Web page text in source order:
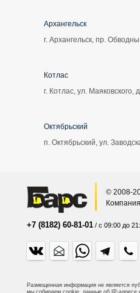
Архангельск
г. Архангельск, пр.
Котлас
г. Котлас, ул. Маяковского,
Октябрьский
п. Октябрьский, ул.
© 2008-
+7 (8182) 60-81-01 / с 09:00 до
Размещенная информация не является
мы собираем cookie, данные об IP-адресе